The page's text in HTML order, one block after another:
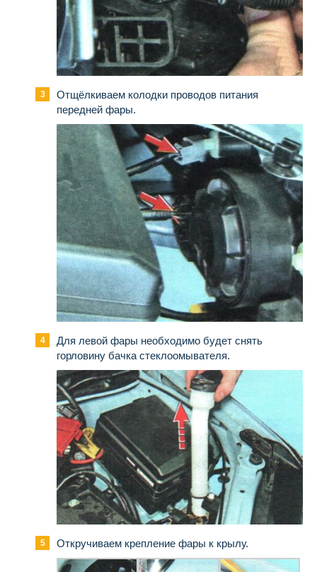
Отщёлкиваем колодки проводов питания
передней фары.
Для левой фары необходимо будет снять
горловину бачка стеклоомывателя.
Откручиваем крепление фары к крылу.